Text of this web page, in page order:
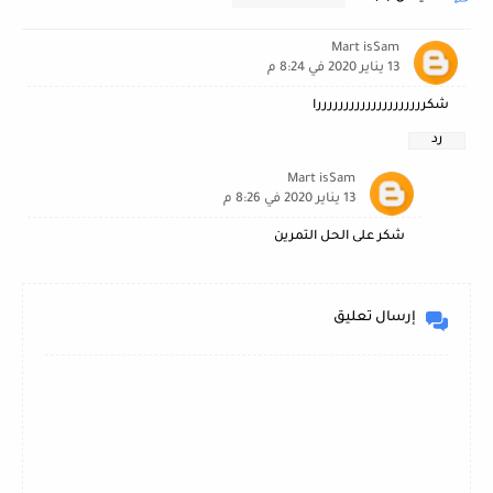
Mart isSam
13 يناير 2020 في 8:24 م
شكررررررررررررررررررررا
رد
Mart isSam
13 يناير 2020 في 8:26 م
شكر على الحل التمرين
إرسال تعليق